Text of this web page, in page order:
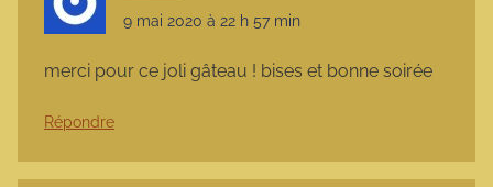
9 mai 2020 à 22 h 57 min
merci pour ce joli gâteau ! bises et bonne soirée
Répondre